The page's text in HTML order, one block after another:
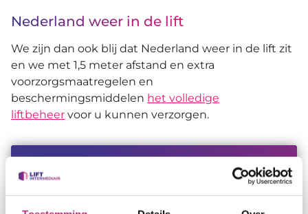
Nederland weer in de lift
We zijn dan ook blij dat Nederland weer in de lift zit
en we met 1,5 meter afstand en extra
voorzorgsmaatregelen en
beschermingsmiddelen het volledige
liftbeheer voor u kunnen verzorgen.
Waarom zou u uw liftbeheer